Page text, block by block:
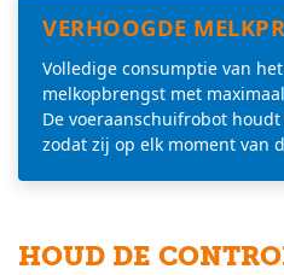
VERHOOGDE
Volledige consumptie van
melkopbrengst met
De voeraanschuifrobot
zodat zij op elk moment van
HOUD DE